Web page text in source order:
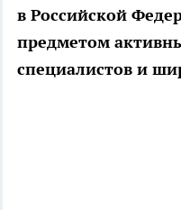
в Российской
предметом
специалистов и